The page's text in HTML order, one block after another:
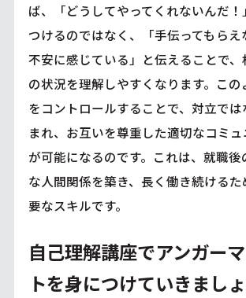
ば、「どうしてやってくれないんだ
つけるのではなく、「手伝ってもらえ
不安に感じている」と伝えることで、
の状況を理解しやすくなります。この
をコントロールすることで、対立では
まれ、お互いを尊重した適切なコミ
が可能になるのです。これは、就職後
な人間関係を築き、長く働き続ける
要なスキルです。
自己理解講座でアンガー
トを身につけていきまし